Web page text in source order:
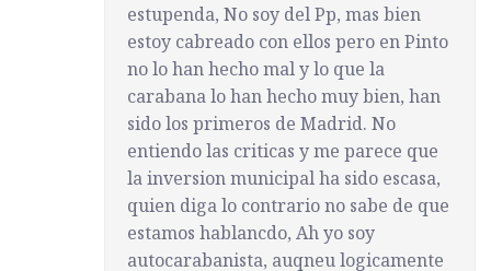
estupenda, No soy del Pp, mas bien
estoy cabreado con ellos pero en Pinto
no lo han hecho mal y lo que la
carabana lo han hecho muy bien, han
sido los primeros de Madrid. No
entiendo las criticas y me parece que
la inversion municipal ha sido escasa,
quien diga lo contrario no sabe de que
estamos hablancdo, Ah yo soy
autocarabanista, auqneu logicamente